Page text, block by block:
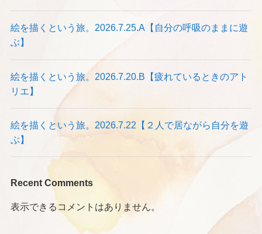
絵を描くという旅。2026.7.25.A【自分の呼吸のままに遊
ぶ】
絵を描くという旅。2026.7.20.B【疲れているときのアト
リエ】
絵を描くという旅。2026.7.22【２人で居ながら自分を遊
ぶ】
Recent Comments
表示できるコメントはありません。